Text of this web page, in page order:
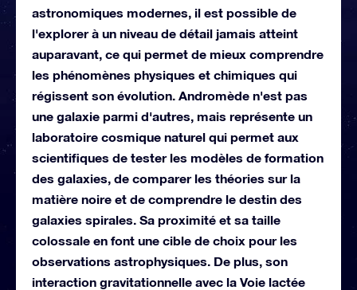
astronomiques modernes, il est possible de
l'explorer à un niveau de détail jamais atteint
auparavant, ce qui permet de mieux comprendre
les phénomènes physiques et chimiques qui
régissent son évolution. Andromède n'est pas
une galaxie parmi d'autres, mais représente un
laboratoire cosmique naturel qui permet aux
scientifiques de tester les modèles de formation
des galaxies, de comparer les théories sur la
matière noire et de comprendre le destin des
galaxies spirales. Sa proximité et sa taille
colossale en font une cible de choix pour les
observations astrophysiques. De plus, son
interaction gravitationnelle avec la Voie lactée